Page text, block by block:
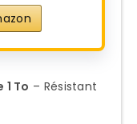
To – Résistant